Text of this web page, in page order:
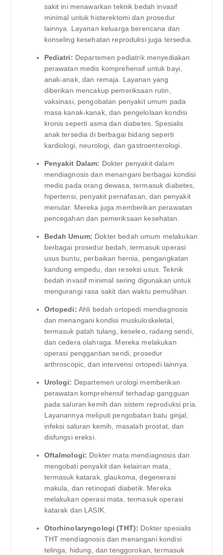
sakit ini menawarkan teknik bedah invasif
minimal untuk histerektomi dan prosedur
lainnya. Layanan keluarga berencana dan
konseling kesehatan reproduksi juga tersedia.
Pediatri: Departemen pediatrik menyediakan
perawatan medis komprehensif untuk bayi,
anak-anak, dan remaja. Layanan yang
diberikan mencakup pemeriksaan rutin,
vaksinasi, pengobatan penyakit umum pada
masa kanak-kanak, dan pengelolaan kondisi
kronis seperti asma dan diabetes. Spesialis
anak tersedia di berbagai bidang seperti
kardiologi, neurologi, dan gastroenterologi.
Penyakit Dalam: Dokter penyakit dalam
mendiagnosis dan menangani berbagai kondisi
medis pada orang dewasa, termasuk diabetes,
hipertensi, penyakit pernafasan, dan penyakit
menular. Mereka juga memberikan perawatan
pencegahan dan pemeriksaan kesehatan.
Bedah Umum: Dokter bedah umum melakukan
berbagai prosedur bedah, termasuk operasi
usus buntu, perbaikan hernia, pengangkatan
kandung empedu, dan reseksi usus. Teknik
bedah invasif minimal sering digunakan untuk
mengurangi rasa sakit dan waktu pemulihan.
Ortopedi: Ahli bedah ortopedi mendiagnosis
dan menangani kondisi muskuloskeletal,
termasuk patah tulang, keseleo, radang sendi,
dan cedera olahraga. Mereka melakukan
operasi penggantian sendi, prosedur
arthroscopic, dan intervensi ortopedi lainnya.
Urologi: Departemen urologi memberikan
perawatan komprehensif terhadap gangguan
pada saluran kemih dan sistem reproduksi pria.
Layanannya meliputi pengobatan batu ginjal,
infeksi saluran kemih, masalah prostat, dan
disfungsi ereksi.
Oftalmologi: Dokter mata mendiagnosis dan
mengobati penyakit dan kelainan mata,
termasuk katarak, glaukoma, degenerasi
makula, dan retinopati diabetik. Mereka
melakukan operasi mata, termasuk operasi
katarak dan LASIK.
Otorhinolaryngologi (THT): Dokter spesialis
THT mendiagnosis dan menangani kondisi
telinga, hidung, dan tenggorokan, termasuk